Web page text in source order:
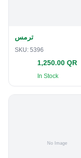
ترمس
SKU: 5396
1,250.00 QR
In Stock